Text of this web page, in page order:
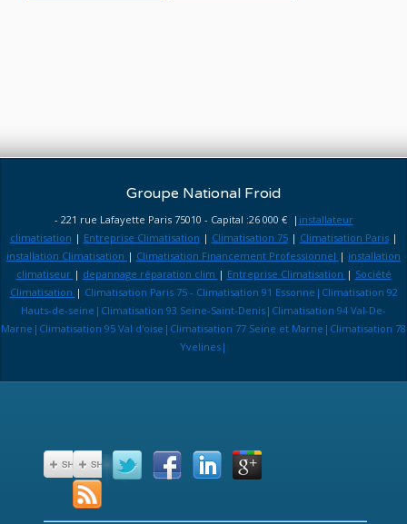
Groupe National Froid
- 221 rue Lafayette Paris 75010 - Capital :26 000 € | installateur
climatisation | Entreprise Climatisation | Climatisation 75| Climatisation Paris|
installation Climatisation | Climatisation Financement Professionnel | installation
climatiseur | depannage réparation clim | Entreprise Climatisation | Société
Climatisation | Climatisation Paris 75 - Climatisation 91 Essonne|Climatisation 92
Hauts-de-seine|Climatisation 93 Seine-Saint-Denis|Climatisation 94 Val-De-
Marne|Climatisation 95 Val d'oise|Climatisation 77 Seine et Marne|Climatisation 78
Yvelines|